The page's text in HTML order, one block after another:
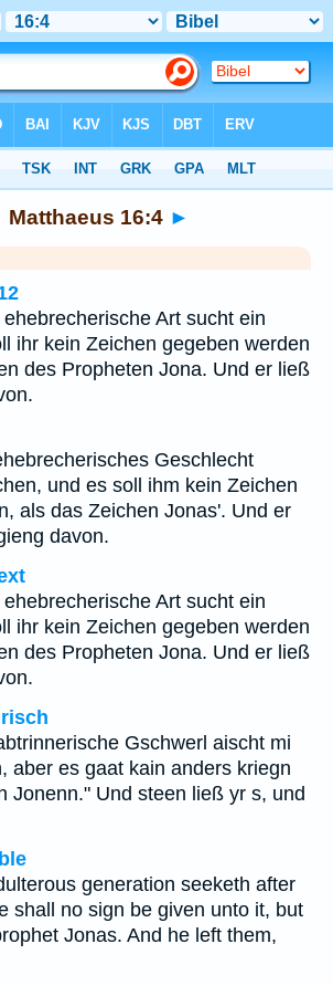
Matthaeus 16:4 ►
Art sucht ein
ihr kein Zeichen gegeben werden
des Propheten Jona. Und er ließ
Geschlecht
und es soll ihm kein Zeichen
als das Zeichen Jonas'. Und er
davon.
Art sucht ein
ihr kein Zeichen gegeben werden
des Propheten Jona. Und er ließ
Gschwerl aischt mi
aber es gaat kain anders kriegn
Jonenn." Und steen ließ yr s, und
generation seeketh after
shall no sign be given unto it, but
Jonas. And he left them,